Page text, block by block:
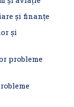
şi finanțe
şi
probleme